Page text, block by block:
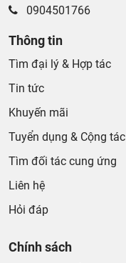
0904501766
Thông tin
Tìm đại lý & Hợp tác
Tin tức
Khuyến mãi
Tuyển dụng & Cộng
Tìm đối tác cung ứng
Liên hệ
Hỏi đáp
Chính sách